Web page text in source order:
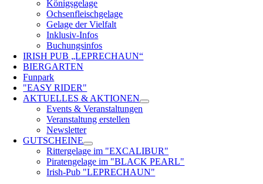
Königsgelage
Ochsenfleischgelage
Gelage der Vielfalt
Inklusiv-Infos
Buchungsinfos
IRISH PUB „LEPRECHAUN“
BIERGARTEN
Funpark
"EASY RIDER"
AKTUELLES & AKTIONEN
Events & Veranstaltungen
Veranstaltung erstellen
Newsletter
GUTSCHEINE
Rittergelage im "EXCALIBUR"
Piratengelage im "BLACK PEARL"
Irish-Pub "LEPRECHAUN"